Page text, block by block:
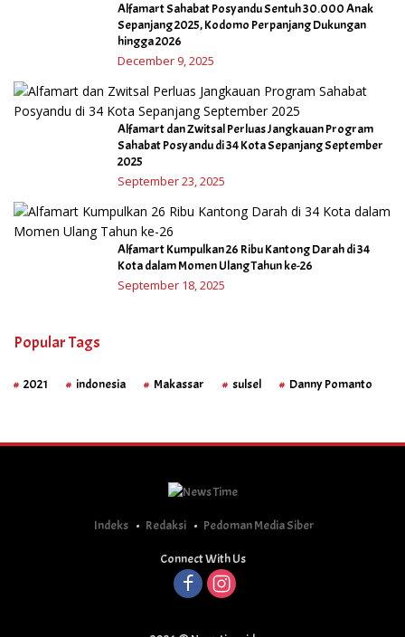
Alfamart Sahabat Posyandu Sentuh 30.000 Anak
Sepanjang 2025, Kodomo Perpanjang Dukungan
hingga 2026
December 9, 2025
Alfamart dan Zwitsal Perluas Jangkauan Program
Sahabat Posyandu di 34 Kota Sepanjang September
2025
September 23, 2025
Alfamart Kumpulkan 26 Ribu Kantong Darah di 34
Kota dalam Momen Ulang Tahun ke-26
September 18, 2025
Popular Tags
2021 indonesia Makassar sulsel Danny Pomanto
Indeks Redaksi Pedoman Media Siber
Connect With Us